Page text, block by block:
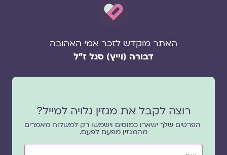
האתר מוקדש לזכר אמי האהובה
דבורה (וייץ) סגל ז"ל
רוצה לקבל את מגזין גלויה למייל?
הפרטים שלך ישארו כמוסים וישמשו רק למשלוח מאמרים
מהמגזין מפעם לפעם.
שם